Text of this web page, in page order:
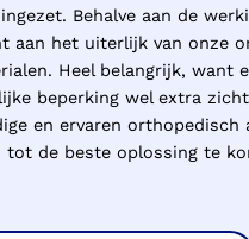
Behalve aan de
aan het uiterlijk van onze
Heel belangrijk, want
beperking wel extra
en ervaren orthopedisch
tot de beste oplossing te